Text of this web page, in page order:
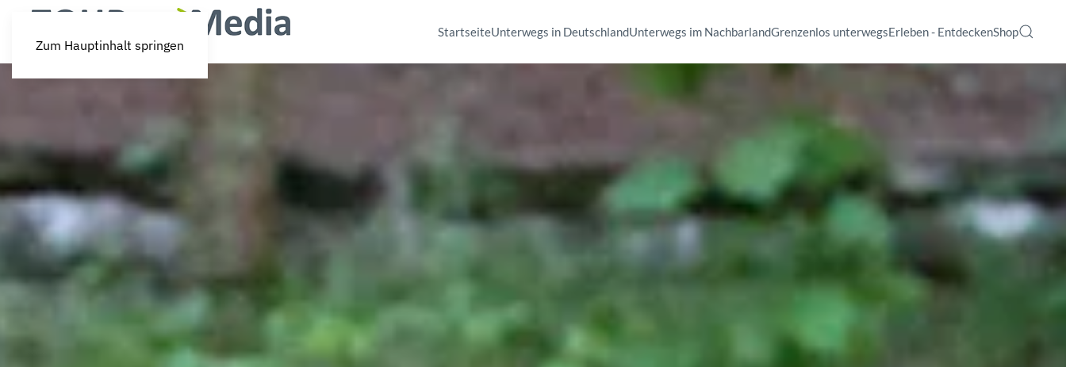
Zum Hauptinhalt springen
StartseiteUnterwegs in DeutschlandUnterwegs im NachbarlandGrenzenlos unterwegsErleben - EntdeckenShop